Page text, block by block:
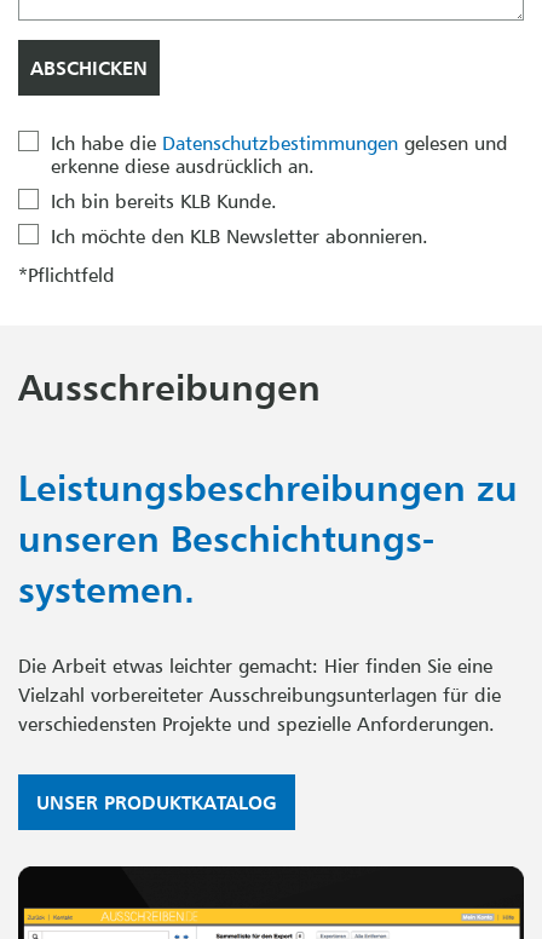
Ich habe die Datenschutzbestimmungen gelesen und
erkenne diese ausdrücklich an.
Ich bin bereits KLB Kunde.
Ich möchte den KLB Newsletter abonnieren.
*Pflichtfeld
Ausschreibungen
Leistungsbeschreibungen zu
unseren Beschichtungs­
systemen.
Die Arbeit etwas leichter gemacht: Hier finden Sie eine
Vielzahl vorbereiteter Ausschreibungsunterlagen für die
verschiedensten Projekte und spezielle Anforderungen.
UNSER PRODUKTKATALOG